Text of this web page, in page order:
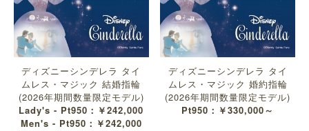
ディズニーシンデレラ タイ
ムレス・マジック 結婚指輪
(2026年期間数量限定モデル)
Lady's - Pt950：￥242,000
Men's - Pt950：￥242,000
ディズニーシンデレラ タイ
ムレス・マジック 婚約指輪
(2026年期間数量限定モデル)
Pt950：￥330,000～